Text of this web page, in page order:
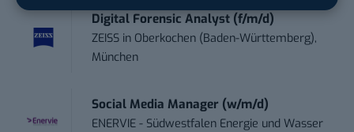
Digital Forensic Analyst (f/m/d)
ZEISS in Oberkochen (Baden-Württemberg),
München
Social Media Manager (w/m/d)
ENERVIE - Südwestfalen Energie und Wasser